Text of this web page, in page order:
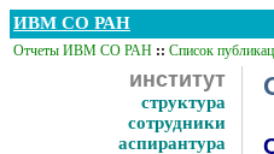
ИВМ СО РАН
Отчеты ИВМ СО РАН :: Список
институт
структура
сотрудники
аспирантура